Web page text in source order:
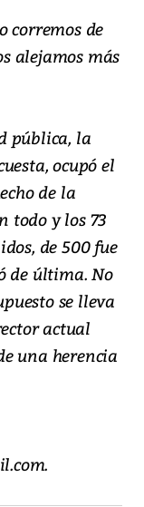
corremos de
alejamos más
pública, la
ocupó el
de la
todo y los 73
de 500 fue
de última. No
se lleva
actual
una herencia